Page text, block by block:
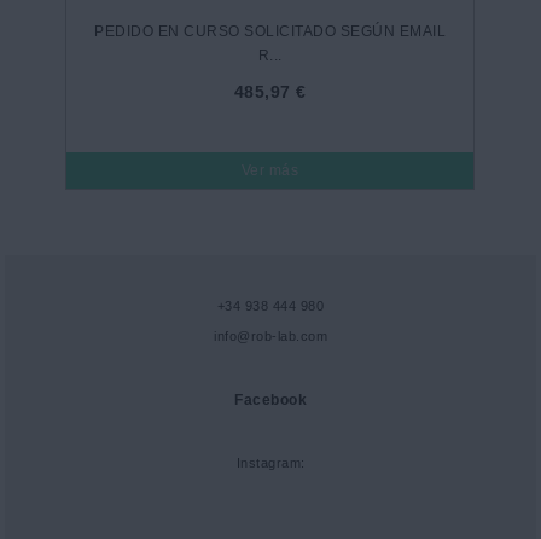
PEDIDO EN CURSO SOLICITADO SEGÚN EMAIL
R...
485,97 €
Ver más
+34 938 444 980
info@rob-lab.com
Facebook
Instagram: